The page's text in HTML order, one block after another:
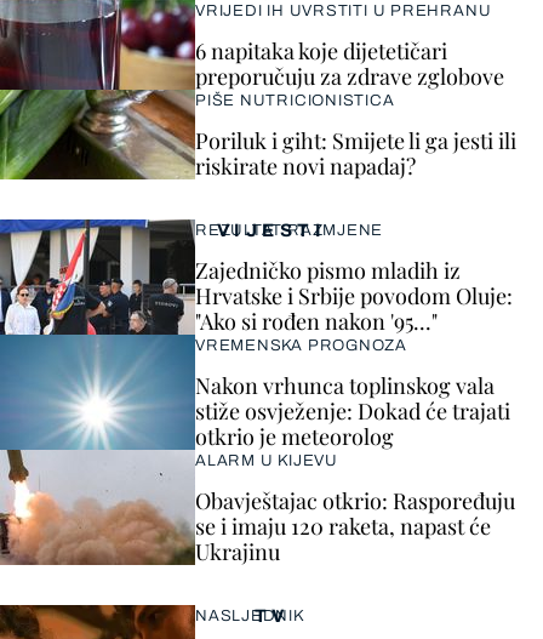
VIJESTI
REZULTAT RAZMJENE
Zajedničko pismo mladih iz
Hrvatske i Srbije povodom Oluje:
"Ako si rođen nakon '95..."
VREMENSKA PROGNOZA
Nakon vrhunca toplinskog vala
stiže osvježenje: Dokad će trajati
otkrio je meteorolog
ALARM U KIJEVU
Obavještajac otkrio: Raspoređuju
se i imaju 120 raketa, napast će
Ukrajinu
VRIJEDI IH UVRSTITI U PREHRANU
6 napitaka koje dijetetičari
preporučuju za zdrave zglobove
PIŠE NUTRICIONISTICA
Poriluk i giht: Smijete li ga jesti ili
riskirate novi napadaj?
TV
NASLJEDNIK